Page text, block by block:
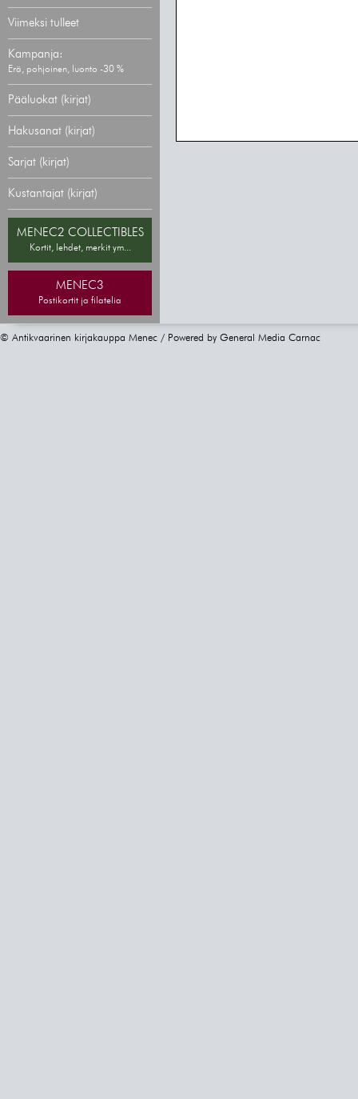
Viimeksi tulleet
Kampanja:
Erä, pohjoinen, luonto -30 %
Pääluokat (kirjat)
Hakusanat (kirjat)
Sarjat (kirjat)
Kustantajat (kirjat)
MENEC2 COLLECTIBLES
Kortit, lehdet, merkit ym...
MENEC3
Postikortit ja filatelia
© Antikvaarinen kirjakauppa Menec / Powered by General Media Carnac